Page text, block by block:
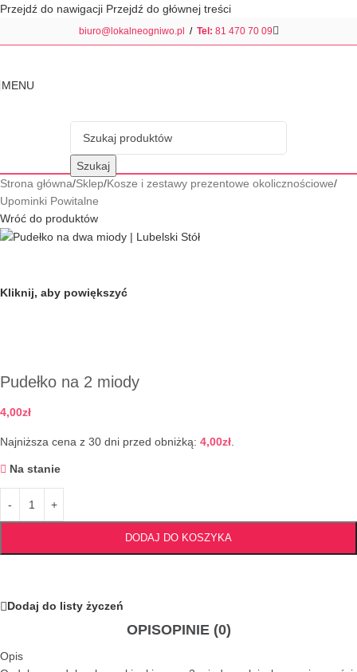
Przejdź do nawigacji Przejdź do głównej treści
biuro@lokalneogniwo.pl / Tel: 81 470 70 09
MENU
Szukaj
Strona główna/Sklep/Kosze i zestawy prezentowe okolicznościowe/
Upominki Powitalne
Wróć do produktów
Kliknij, aby powiększyć
Pudełko na 2 miody
4,00zł
Najniższa cena z 30 dni przed obniżką: 4,00zł
Na stanie
DODAJ DO KOSZYKA
Dodaj do listy życzeń
OPISOPINIE (0)
Opis